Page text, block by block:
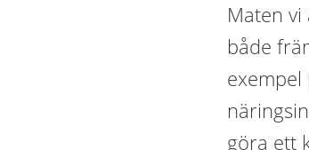
Maten
både
göra ett